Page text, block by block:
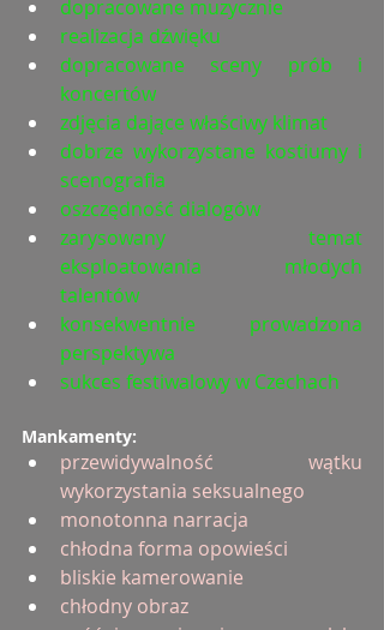
dopracowane muzycznie
realizacja dźwięku
dopracowane sceny prób i
koncertów
zdjęcia dające właściwy klimat
dobrze wykorzystane kostiumy i
scenografia
oszczędność dialogów
zarysowany temat
eksploatowania młodych
talentów
konsekwentnie prowadzona
perspektywa
sukces festiwalowy w Czechach
Mankamenty:
przewidywalność wątku
wykorzystania seksualnego
monotonna narracja
chłodna forma opowieści
bliskie kamerowanie
chłodny obraz